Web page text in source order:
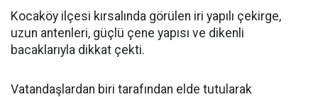
Kocaköy ilçesi kırsalında görülen iri yapılı çekirge,
uzun antenleri, güçlü çene yapısı ve dikenli
bacaklarıyla dikkat çekti.
Vatandaşlardan biri tarafından elde tutularak